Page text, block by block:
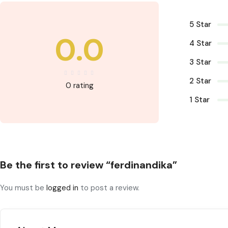
0.0
0 rating
5 Star
4 Star
3 Star
2 Star
1 Star
Be the first to review “ferdinandika”
You must be logged in to post a review.